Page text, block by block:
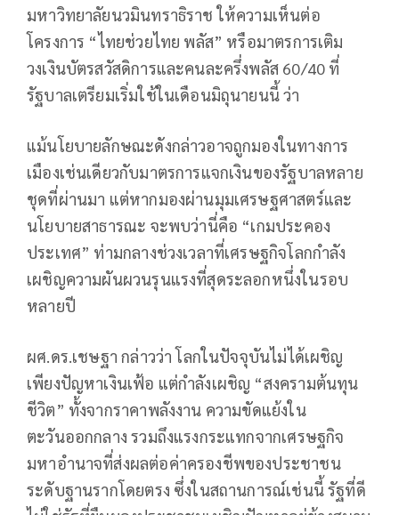
มหาวิทยาลัยนวมินทราธิราช ให้ความเห็นต่อ
โครงการ “ไทยช่วยไทย พลัส” หรือมาตรการเติม
วงเงินบัตรสวัสดิการและคนละครึ่งพลัส 60/40 ที่
รัฐบาลเตรียมเริ่มใช้ในเดือนมิถุนายนนี้ ว่า
แม้นโยบายลักษณะดังกล่าวอาจถูกมองในทางการ
เมืองเช่นเดียวกับมาตรการแจกเงินของรัฐบาลหลาย
ชุดที่ผ่านมา แต่หากมองผ่านมุมเศรษฐศาสตร์และ
นโยบายสาธารณะ จะพบว่านี่คือ “เกมประคอง
ประเทศ” ท่ามกลางช่วงเวลาที่เศรษฐกิจโลกกำลัง
เผชิญความผันผวนรุนแรงที่สุดระลอกหนึ่งในรอบ
หลายปี
ผศ.ดร.เชษฐา กล่าวว่า โลกในปัจจุบันไม่ได้เผชิญ
เพียงปัญหาเงินเฟ้อ แต่กำลังเผชิญ “สงครามต้นทุน
ชีวิต” ทั้งจากราคาพลังงาน ความขัดแย้งใน
ตะวันออกกลาง รวมถึงแรงกระแทกจากเศรษฐกิจ
มหาอำนาจที่ส่งผลต่อค่าครองชีพของประชาชน
ระดับฐานรากโดยตรง ซึ่งในสถานการณ์เช่นนี้ รัฐที่ดี